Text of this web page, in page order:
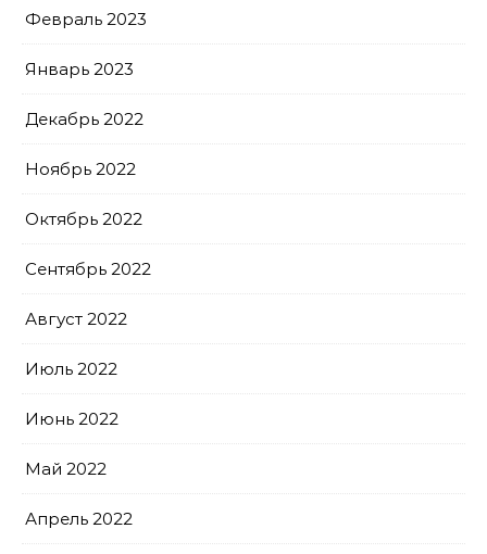
Февраль 2023
Январь 2023
Декабрь 2022
Ноябрь 2022
Октябрь 2022
Сентябрь 2022
Август 2022
Июль 2022
Июнь 2022
Май 2022
Апрель 2022